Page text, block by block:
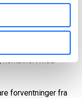
en atriumløsning,
kombinert med
forventninger fra